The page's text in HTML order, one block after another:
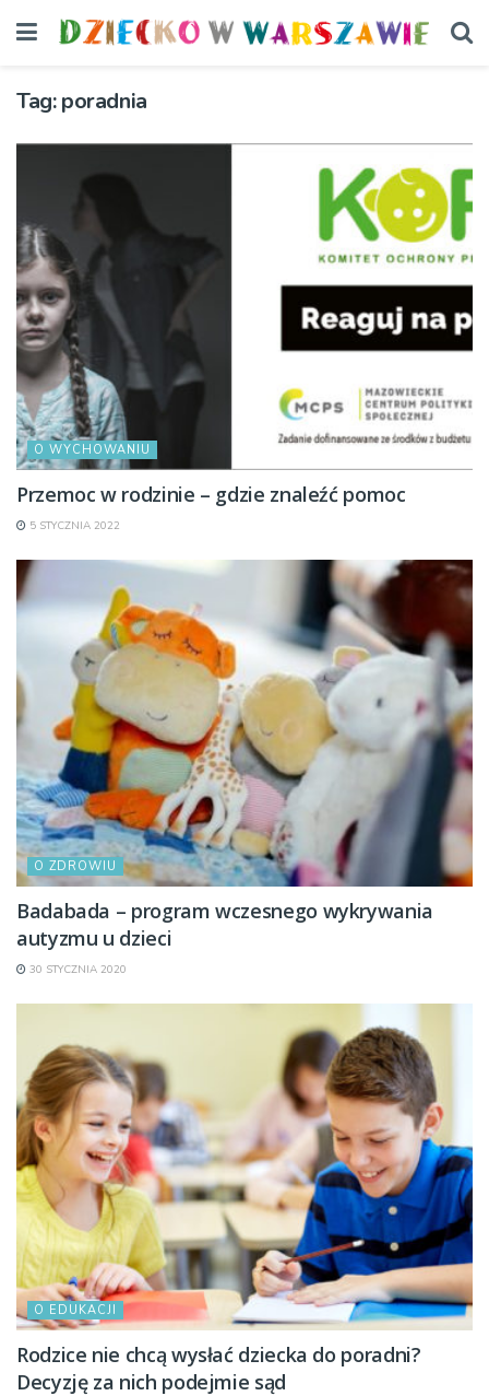
Tag:poradnia
O WYCHOWANIU
Przemoc w rodzinie – gdzie znaleźć pomoc
5 STYCZNIA 2022
O ZDROWIU
Badabada – program wczesnego wykrywania
autyzmu u dzieci
30 STYCZNIA 2020
O EDUKACJI
Rodzice nie chcą wysłać dziecka do poradni?
Decyzję za nich podejmie sąd